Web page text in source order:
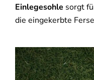
Einlegesohle sorgt
die eingekerbte